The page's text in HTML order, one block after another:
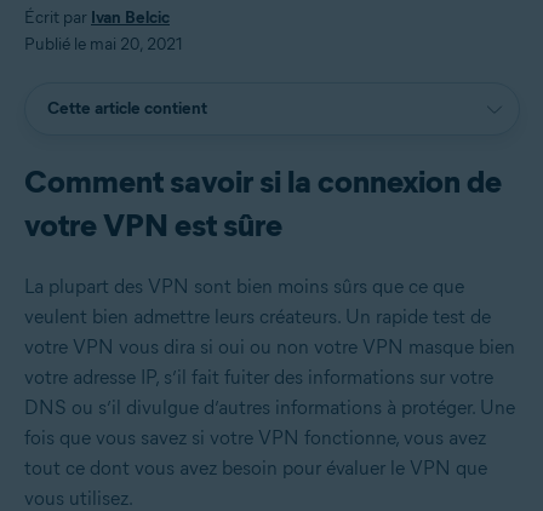
Écrit par Ivan Belcic
Publié le mai 20, 2021
Cette article contient
Comment savoir si la connexion de
votre VPN est sûre
La plupart des VPN sont bien moins sûrs que ce que
veulent bien admettre leurs créateurs. Un rapide test de
votre VPN vous dira si oui ou non votre VPN masque bien
votre adresse IP, s’il fait fuiter des informations sur votre
DNS ou s’il divulgue d’autres informations à protéger. Une
fois que vous savez si votre VPN fonctionne, vous avez
tout ce dont vous avez besoin pour évaluer le VPN que
vous utilisez.